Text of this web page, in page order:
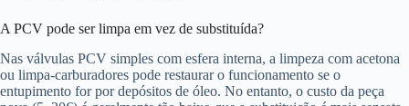
A PCV pode ser limpa em vez de substituída?
Nas válvulas PCV simples com esfera interna, a limpeza com acetona
ou limpa-carburadores pode restaurar o funcionamento se o
entupimento for por depósitos de óleo. No entanto, o custo da peça